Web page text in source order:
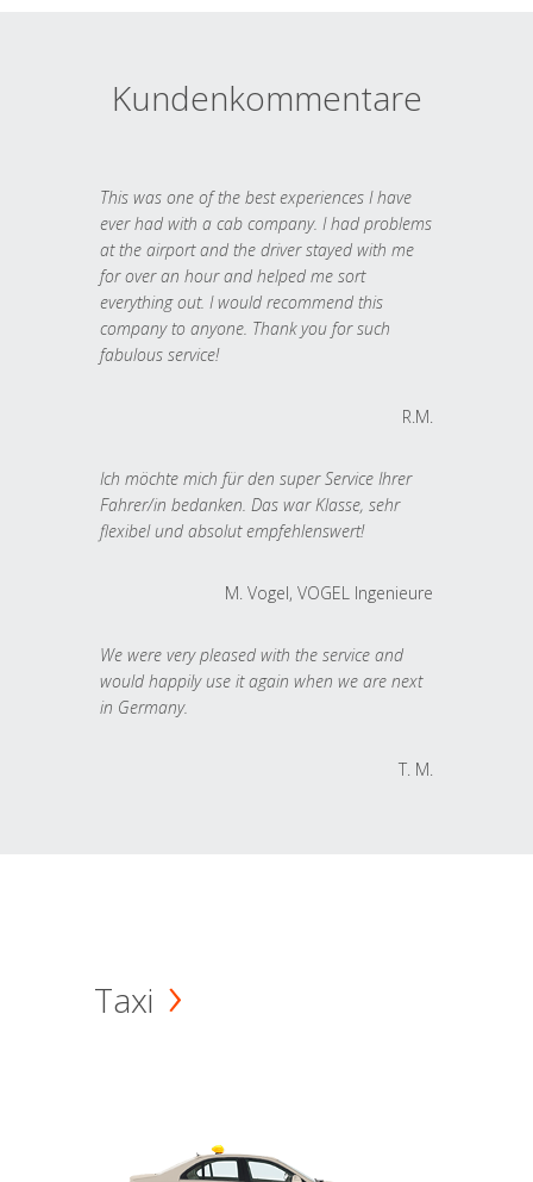
Kundenkommentare
This was one of the best experiences I have
ever had with a cab company. I had problems
at the airport and the driver stayed with me
for over an hour and helped me sort
everything out. I would recommend this
company to anyone. Thank you for such
fabulous service!
R.M.
Ich möchte mich für den super Service Ihrer
Fahrer/in bedanken. Das war Klasse, sehr
flexibel und absolut empfehlenswert!
M. Vogel, VOGEL Ingenieure
We were very pleased with the service and
would happily use it again when we are next
in Germany.
T. M.
Taxi